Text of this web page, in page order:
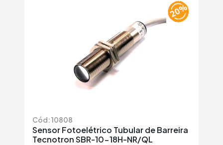
Cód: 10808
Sensor Fotoelétrico Tubular de Barreira
Tecnotron SBR-10-18H-NR/QL